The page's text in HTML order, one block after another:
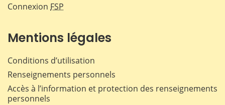
Connexion FSP
Mentions légales
Conditions d’utilisation
Renseignements personnels
Accès à l’information et protection des renseignements
personnels